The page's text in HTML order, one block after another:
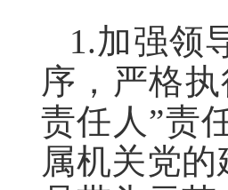
1.加强领
序，严格
责任人”责
属机关党